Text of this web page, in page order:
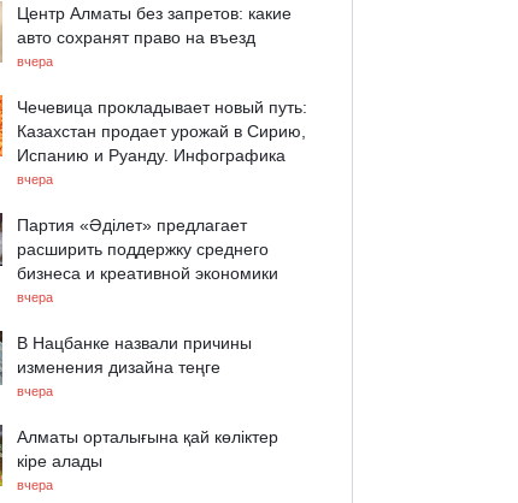
Центр Алматы без запретов: какие
авто сохранят право на въезд
вчера
Чечевица прокладывает новый путь:
Казахстан продает урожай в Сирию,
Испанию и Руанду. Инфографика
вчера
Партия «Әділет» предлагает
расширить поддержку среднего
бизнеса и креативной экономики
вчера
В Нацбанке назвали причины
изменения дизайна теңге
вчера
Алматы орталығына қай көліктер
кіре алады
вчера